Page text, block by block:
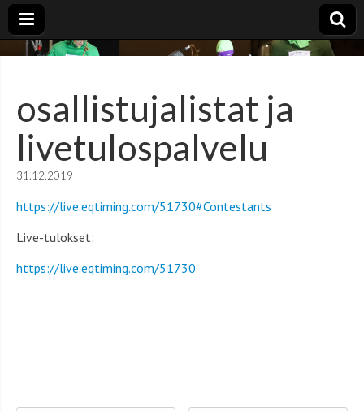
Uudenvuodenjuoksu
Paviljongin Pamaus
osallistujalistat ja
livetulospalvelu
31.12.2019
https://live.eqtiming.com/51730#Contestants
Live-tulokset:
https://live.eqtiming.com/51730